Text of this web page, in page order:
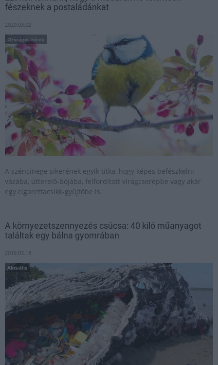
fészeknek a postaládánkat
2020.03.02
Országos hírek
A széncinege sikerének egyik titka, hogy képes befészkelni
vázába, útterelő-bójába, felfordított virágcserépbe vagy akár
egy cigarettacsikk-gyűjtőbe is.
A környezetszennyezés csúcsa: 40 kiló műanyagot
találtak egy bálna gyomrában
2019.03.18
Aktuális